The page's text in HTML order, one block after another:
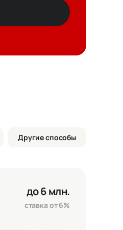
Другие способы
до 6 млн.
ставка от 6%
4 717 500 ₽